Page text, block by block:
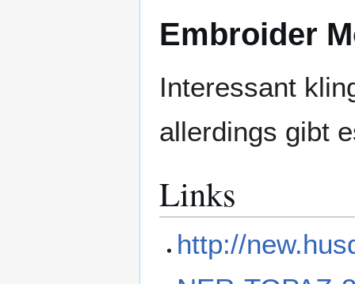
Embroider
Interessant
allerdings gibt
Links
http://